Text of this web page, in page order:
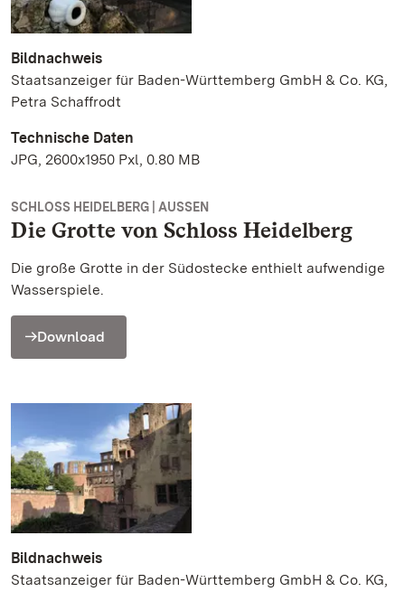
Bildnachweis
Staatsanzeiger für Baden-Württemberg GmbH & Co. KG,
Petra Schaffrodt
Technische Daten
JPG, 2600x1950 Pxl, 0.80 MB
SCHLOSS HEIDELBERG | AUSSEN
Die Grotte von Schloss Heidelberg
Die große Grotte in der Südostecke enthielt aufwendige
Wasserspiele.
Download
Bildnachweis
Staatsanzeiger für Baden-Württemberg GmbH & Co. KG,